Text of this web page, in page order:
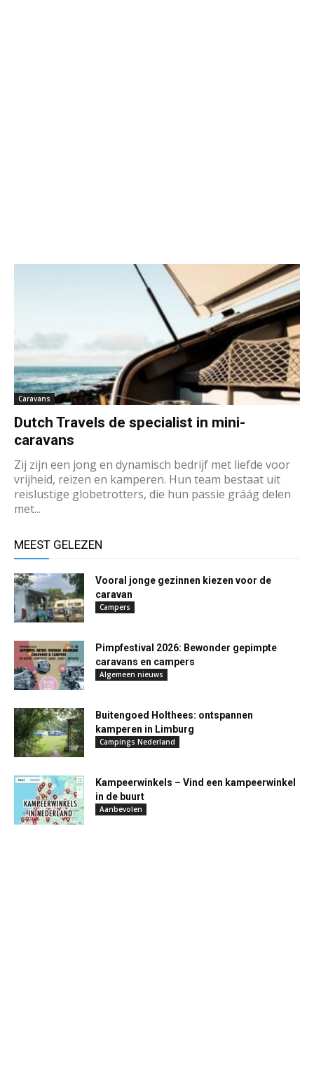
Caravans
Dutch Travels de specialist in mini-
caravans
Zij zijn een jong en dynamisch bedrijf met liefde voor
vrijheid, reizen en kamperen. Hun team bestaat uit
reislustige globetrotters, die hun passie gráág delen
met...
MEEST GELEZEN
Vooral jonge gezinnen kiezen voor de
caravan
Campers
Pimpfestival 2026: Bewonder gepimpte
caravans en campers
Algemeen nieuws
Buitengoed Holthees: ontspannen
kamperen in Limburg
Campings Nederland
Kampeerwinkels – Vind een kampeerwinkel
in de buurt
Aanbevolen